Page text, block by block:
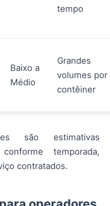
tempo
Baixo a
Médio
Grandes
volumes por
contêiner
são estimativas
temporada,
contratados.